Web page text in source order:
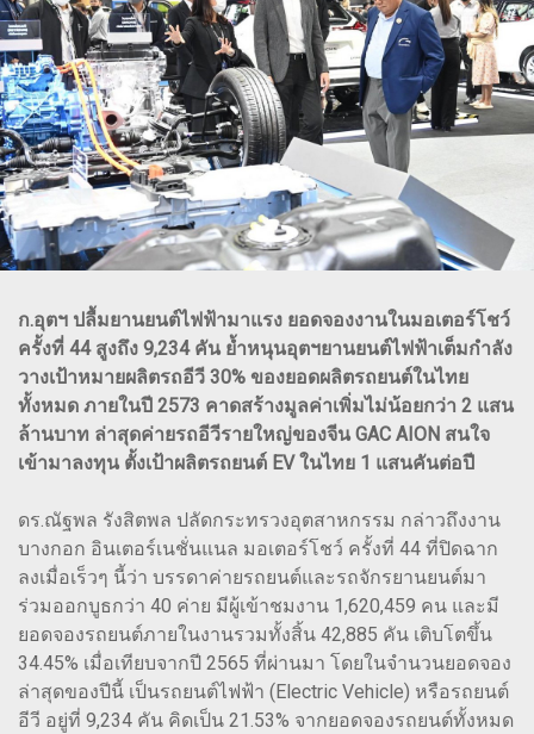
ก.อุตฯ ปลื้มยานยนต์ไฟฟ้ามาแรง ยอดจองงานในมอเตอร์โชว์
ครั้งที่ 44 สูงถึง 9,234 คัน ย้ำหนุนอุตฯยานยนต์ไฟฟ้าเต็มกำลัง
วางเป้าหมายผลิตรถอีวี 30% ของยอดผลิตรถยนต์ในไทย
ทั้งหมด ภายในปี 2573 คาดสร้างมูลค่าเพิ่มไม่น้อยกว่า 2 แสน
ล้านบาท ล่าสุดค่ายรถอีวีรายใหญ่ของจีน GAC AION สนใจ
เข้ามาลงทุน ตั้งเป้าผลิตรถยนต์ EV ในไทย 1 แสนคันต่อปี
ดร.ณัฐพล รังสิตพล ปลัดกระทรวงอุตสาหกรรม กล่าวถึงงาน
บางกอก อินเตอร์เนชั่นแนล มอเตอร์โชว์ ครั้งที่ 44 ที่ปิดฉาก
ลงเมื่อเร็วๆ นี้ว่า บรรดาค่ายรถยนต์และรถจักรยานยนต์มา
ร่วมออกบูธกว่า 40 ค่าย มีผู้เข้าชมงาน 1,620,459 คน และมี
ยอดจองรถยนต์ภายในงานรวมทั้งสิ้น 42,885 คัน เติบโตขึ้น
34.45% เมื่อเทียบจากปี 2565 ที่ผ่านมา โดยในจำนวนยอดจอง
ล่าสุดของปีนี้ เป็นรถยนต์ไฟฟ้า (Electric Vehicle) หรือรถยนต์
อีวี อยู่ที่ 9,234 คัน คิดเป็น 21.53% จากยอดจองรถยนต์ทั้งหมด